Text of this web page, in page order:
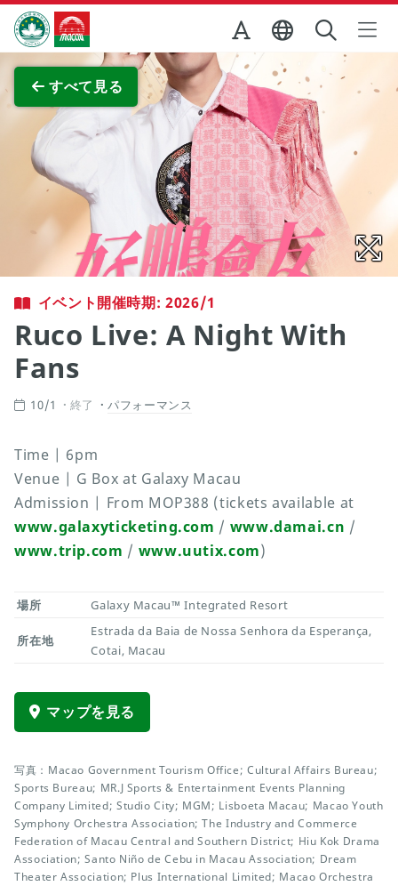
Skip to Main Content
マカオ政府観光局
すべて見る
全画面表示
イベント開催時期: 2026/1
Ruco Live: A Night With
Fans
10/1 終了 パフォーマンス
Time | 6pm
Venue | G Box at Galaxy Macau
Admission | From MOP388 (tickets available at
www.galaxyticketing.com / www.damai.cn /
www.trip.com / www.uutix.com)
場所 Galaxy Macau™ Integrated Resort
所在地
Estrada da Baia de Nossa Senhora da Esperança,
Cotai, Macau
マップを見る
写真：Macao Government Tourism Office; Cultural Affairs Bureau;
Sports Bureau; MR.J Sports & Entertainment Events Planning
Company Limited; Studio City; MGM; Lisboeta Macau; Macao Youth
Symphony Orchestra Association; The Industry and Commerce
Federation of Macau Central and Southern District; Hiu Kok Drama
Association; Santo Niño de Cebu in Macau Association; Dream
Theater Association; Plus International Limited; Macao Orchestra